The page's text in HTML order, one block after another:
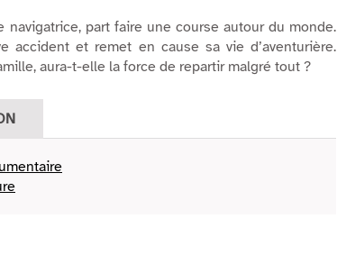
navigatrice, part faire une course autour du monde.
accident et remet en cause sa vie d’aventurière.
aura-t-elle la force de repartir malgré tout ?